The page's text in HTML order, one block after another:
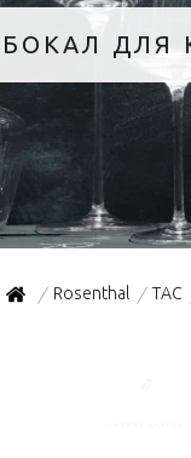
БОКАЛ ДЛЯ
/ Rosenthal / TAC